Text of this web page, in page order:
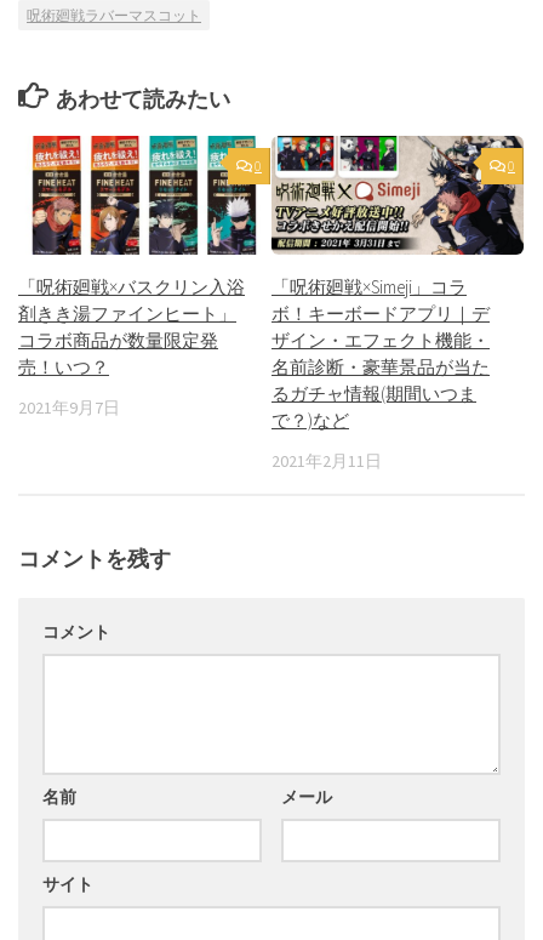
呪術廻戦ラバーマスコット
あわせて読みたい
0
「呪術廻戦×バスクリン入浴
剤きき湯ファインヒート」
コラボ商品が数量限定発
売！いつ？
2021年9月7日
0
「呪術廻戦×Simeji」コラ
ボ！キーボードアプリ｜デ
ザイン・エフェクト機能・
名前診断・豪華景品が当た
るガチャ情報(期間いつま
で？)など
2021年2月11日
コメントを残す
コメント
名前 メール
サイト